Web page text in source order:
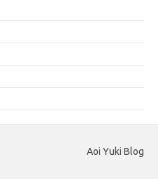
Aoi Yuki Blog